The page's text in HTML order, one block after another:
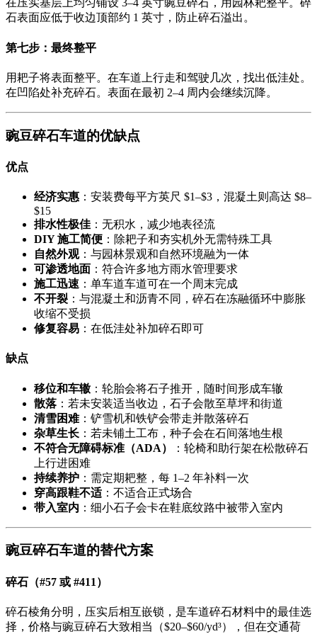
在压实基层上均匀铺设 3–4 英寸豌豆碎石，用园林耙整平。碎
石表面应低于收边顶部约 1 英寸，防止碎石溢出。
第七步：最终整平
用耙子将表面整平。在车道上行走和驾驶几次，找出低洼处。
在凹陷处补充碎石。表面在最初 2–4 周内会继续沉降。
豌豆碎石车道的优缺点
优点
经济实惠 ：安装费每平方英尺 $1–$3，混凝土则高达 $8–
$15
排水性极佳 ：无积水，减少地表径流
DIY 施工简便 ：除耙子和夯实机外无需特殊工具
自然外观：与园林景观和自然环境融为一体
可渗透地面 ：符合许多地方雨水管理要求
施工迅速 ：单车道车道可在一个周末完成
不开裂 ：与混凝土和沥青不同，碎石在冻融循环中膨胀
收缩不受损
修复容易 ：在低洼处补加碎石即可
缺点
移位和车辙：轮胎会将石子推开，随时间形成车辙
散落 ：若未安装适当收边，石子会散至草坪和街道
清雪困难：铲雪机和铁铲会带走并散落碎石
杂草生长 ：若未铺土工布，种子会在石间落地生根
不符合无障碍标准（ADA）
：轮椅和助行架在松散碎石
上行进困难
持续养护 ：需定期耙整，每 1–2 年补料一次
穿高跟鞋不适 ：不适合正式场合
带入室内 ：细小石子会卡在鞋底纹路中被带入室内
豌豆碎石车道的替代方案
碎石（#57 或 #411）
碎石棱角分明，压实后相互嵌锁，是车道碎石材料中的最佳选
择，价格与豌豆碎石大致相当（$20–$60/yd³），但在交通荷